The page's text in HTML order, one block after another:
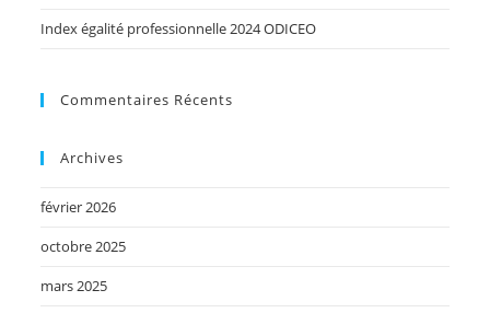
Index égalité professionnelle 2024 ODICEO
Commentaires Récents
Archives
février 2026
octobre 2025
mars 2025